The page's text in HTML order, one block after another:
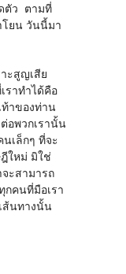
ตัว ตามที่
โยน วันนี้มา
ะสูญเสีย
ราทำได้คือ
าของท่าน
อพวกเรานั้น
เล็กๆ ที่จะ
ใหม่ มิใช่
จะสามารถ
คนที่มือเรา
ส้นทางนั้น